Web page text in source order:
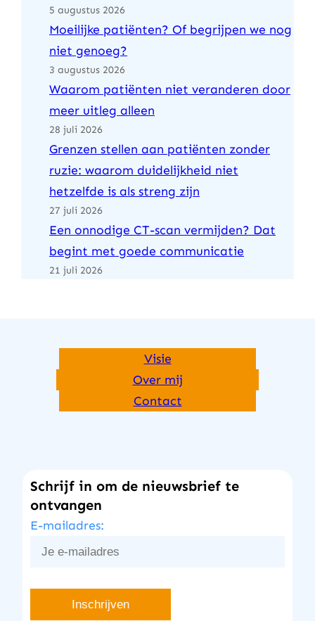
5 augustus 2026
Moeilijke patiënten? Of begrijpen we nog
niet genoeg?
3 augustus 2026
Waarom patiënten niet veranderen door
meer uitleg alleen
28 juli 2026
Grenzen stellen aan patiënten zonder
ruzie: waarom duidelijkheid niet
hetzelfde is als streng zijn
27 juli 2026
Een onnodige CT-scan vermijden? Dat
begint met goede communicatie
21 juli 2026
Visie
Over mij
Contact
Schrijf in om de nieuwsbrief te
ontvangen
E-mailadres: